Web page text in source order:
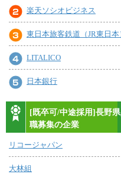
楽天ソシオビジネス
東日本旅客鉄道（JR東日本
LITALICO
日本銀行
[既卒可/中途採用]長野
職募集の企業
リコージャパン
大林組